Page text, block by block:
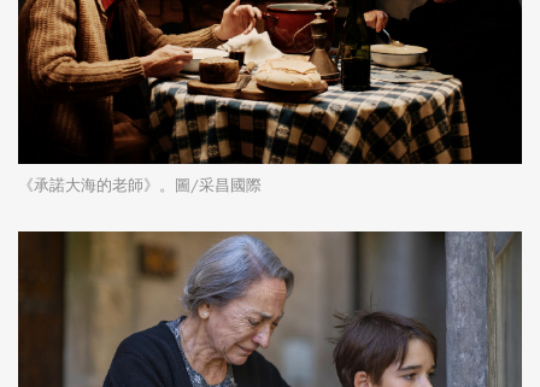
《承諾大海的老師》。圖/采昌國際